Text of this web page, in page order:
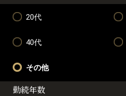
20代
40代
その他
勤続年数